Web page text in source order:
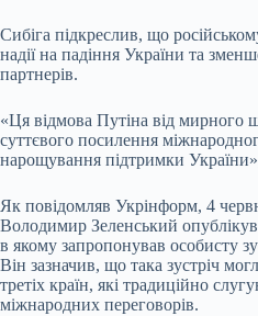
Сибіга підкреслив, що
надії на падіння України та
партнерів.
«Ця відмова Путіна від мирного
суттєвого посилення
нарощування підтримки
Як повідомляв Укрінформ, 4
Володимир Зеленський
в якому запропонував особисту
Він зазначив, що така зустріч
третіх країн, які традиційно
міжнародних переговорів.